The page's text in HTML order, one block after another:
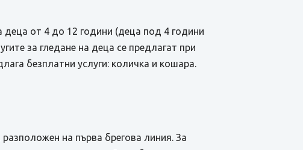
деца от 4 до 12 години (деца под 4 години
за гледане на деца се предлагат при
безплатни услуги: количка и кошара.
на първа брегова линия. За